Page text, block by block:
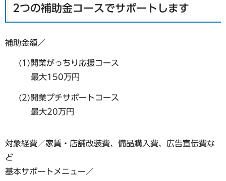
2つの補助金コースでサポートします
補助金額／
(1)開業がっちり応援コース
最大150万円
(2)開業プチサポートコース
最大20万円
対象経費／家賃・店舗改装費、備品購入費、広告宣伝費な
ど
基本サポートメニュー／